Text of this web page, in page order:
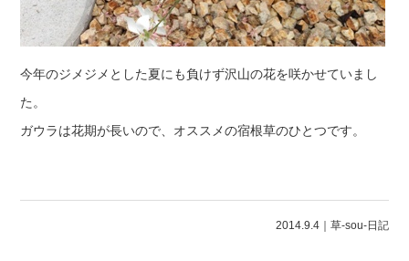
今年のジメジメとした夏にも負けず沢山の花を咲かせていまし
た。
ガウラは花期が長いので、オススメの宿根草のひとつです。
2014.9.4｜ 草-sou-日記